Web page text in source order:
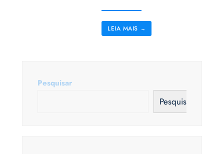
LEIA MAIS →
Pesquisar
Pesquisar